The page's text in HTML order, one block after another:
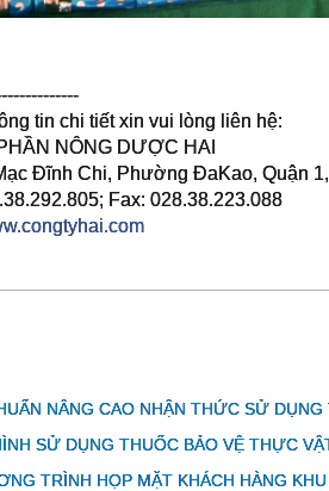
tin chi tiết xin vui lòng liên hệ:
NÔNG DƯỢC HAI
Đĩnh Chi, Phường ĐaKao, Quận
Fax: 028.38.223.088
NÂNG CAO NHẬN THỨC SỬ
SỬ DỤNG THUỐC BẢO VỆ THỰC
TRÌNH HỌP MẶT KHÁCH HÀNG